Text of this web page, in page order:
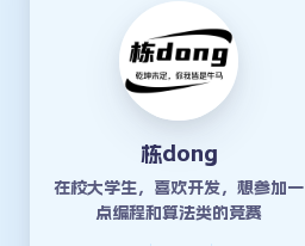
栋dong
在校大学生，喜欢开发，想参加一
点编程和算法类的竞赛